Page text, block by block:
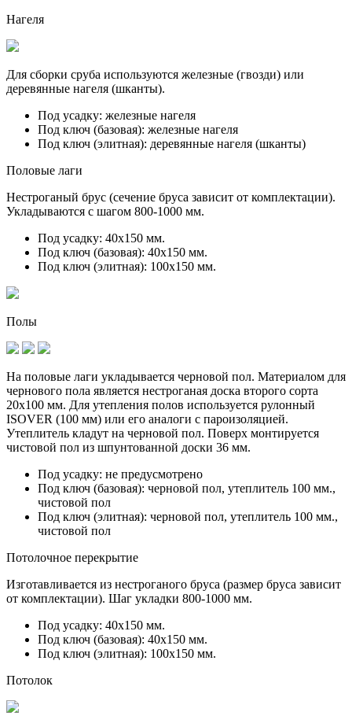
Нагеля
Для сборки сруба используются железные (гвозди) или
деревянные нагеля (шканты).
Под усадку: железные нагеля
Под ключ (базовая): железные нагеля
Под ключ (элитная): деревянные нагеля (шканты)
Половые лаги
Нестроганый брус (сечение бруса зависит от комплектации).
Укладываются с шагом 800-1000 мм.
Под усадку: 40х150 мм.
Под ключ (базовая): 40х150 мм.
Под ключ (элитная): 100х150 мм.
Полы
На половые лаги укладывается черновой пол. Материалом для
чернового пола является нестроганая доска второго сорта
20х100 мм. Для утепления полов используется рулонный
ISOVER (100 мм) или его аналоги с пароизоляцией.
Утеплитель кладут на черновой пол. Поверх монтируется
чистовой пол из шпунтованной доски 36 мм.
Под усадку: не предусмотрено
Под ключ (базовая): черновой пол, утеплитель 100 мм.,
чистовой пол
Под ключ (элитная): черновой пол, утеплитель 100 мм.,
чистовой пол
Потолочное перекрытие
Изготавливается из нестроганого бруса (размер бруса зависит
от комплектации). Шаг укладки 800-1000 мм.
Под усадку: 40х150 мм.
Под ключ (базовая): 40х150 мм.
Под ключ (элитная): 100х150 мм.
Потолок